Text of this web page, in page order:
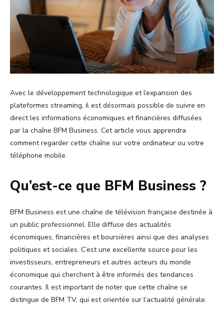
Avec le développement technologique et l’expansion des
plateformes streaming, il est désormais possible de suivre en
direct les informations économiques et financières diffusées
par la chaîne BFM Business. Cet article vous apprendra
comment regarder cette chaîne sur votre ordinateur ou votre
téléphone mobile.
Qu’est-ce que BFM Business ?
BFM Business est une chaîne de télévision française destinée à
un public professionnel. Elle diffuse des actualités
économiques, financières et boursières ainsi que des analyses
politiques et sociales. C’est une excellente source pour les
investisseurs, entrepreneurs et autres acteurs du monde
économique qui cherchent à être informés des tendances
courantes. Il est important de noter que cette chaîne se
distingue de BFM TV, qui est orientée sur l’actualité générale.